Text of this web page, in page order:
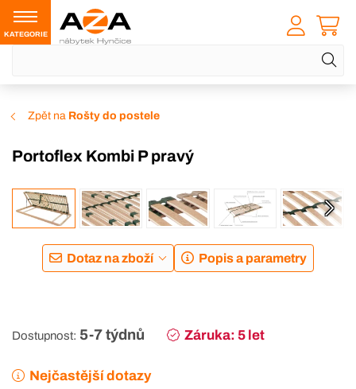
KATEGORIE
Zpět na Rošty do postele
Portoflex Kombi P pravý
Dotaz na zboží Popis a parametry
Dostupnost: 5-7 týdnů Záruka: 5 let
Nejčastější dotazy